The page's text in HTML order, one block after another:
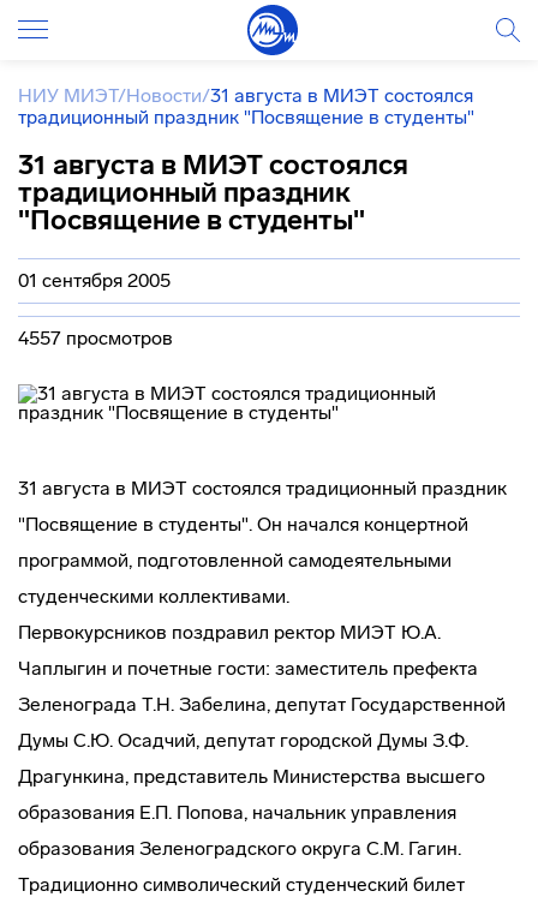
НИУ МИЭТ/Новости/31 августа в МИЭТ состоялся
традиционный праздник "Посвящение в студенты"
31 августа в МИЭТ состоялся
традиционный праздник
"Посвящение в студенты"
01 сентября 2005
4557 просмотров
31 августа в МИЭТ состоялся традиционный праздник
"Посвящение в студенты". Он начался концертной
программой, подготовленной самодеятельными
студенческими коллективами.
Первокурсников поздравил ректор МИЭТ Ю.А.
Чаплыгин и почетные гости: заместитель префекта
Зеленограда Т.Н. Забелина, депутат Государственной
Думы С.Ю. Осадчий, депутат городской Думы З.Ф.
Драгункина, представитель Министерства высшего
образования Е.П. Попова, начальник управления
образования Зеленоградского округа С.М. Гагин.
Традиционно символический студенческий билет